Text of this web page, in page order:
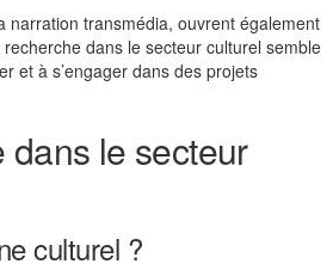
narration transmédia, ouvrent également
dans le secteur culturel semble
et à s’engager dans des projets
dans le secteur
culturel ?